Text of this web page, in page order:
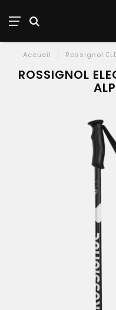
Accueil Rossignol
ROSSIGNOL